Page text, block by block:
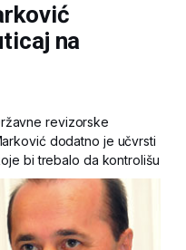
na
revizorske
dodatno je učvrsti
bi trebalo da kontrolišu